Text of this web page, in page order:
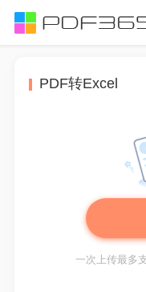
PDF转Excel
一次上传最多